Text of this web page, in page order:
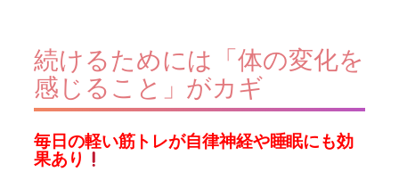
続けるためには「体の変化を
感じること」がカギ
毎日の軽い筋トレが自律神経や睡眠にも効
果あり